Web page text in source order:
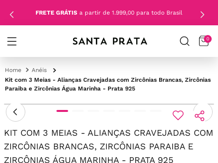
FRETE GRÁTIS a partir de 1.999,00 para todo Brasil
0
Anéis
Kit com 3 Meias - Alianças Cravejadas com Zircônias Brancas, Zircônias
Paraiba e Zircônias Água Marinha - Prata 925
KIT COM 3 MEIAS - ALIANÇAS CRAVEJADAS COM
ZIRCÔNIAS BRANCAS, ZIRCÔNIAS PARAIBA E
ZIRCÔNIAS ÁGUA MARINHA - PRATA 925